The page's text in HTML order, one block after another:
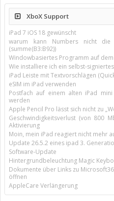
XboX Support
iPad 7 iOS 18 gewünscht
warum kann Numbers nicht die
(summe(B3:B92))
Windowbasiertes Programm auf
Wie installiere ich ein selbst-
iPad Leiste mit Textvorschlägen
eSIM im iPad verwenden
Postfach auf einem alten iPad
werden
Apple Pencil Pro lässt sich nicht zu
Geschwindigkeitsverlust (von 800
Aktivierung
Moin, mein iPad reagiert nicht mehr
Update 26.5.2 eines ipad 3.
Software-Update
Hintergrundbeleuchtung Magic
Dokumente über Links zu
öffnen
AppleCare Verlängerung